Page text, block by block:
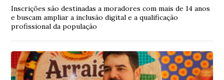
Inscrições são destinadas a moradores com mais de 14 anos
e buscam ampliar a inclusão digital e a qualificação
profissional da população